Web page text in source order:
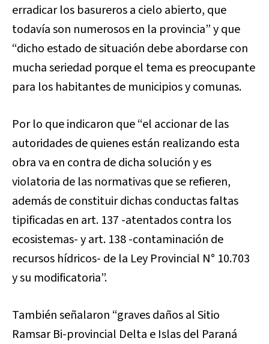
erradicar los basureros a cielo abierto, que
todavía son numerosos en la provincia” y que
“dicho estado de situación debe abordarse con
mucha seriedad porque el tema es preocupante
para los habitantes de municipios y comunas.
Por lo que indicaron que “el accionar de las
autoridades de quienes están realizando esta
obra va en contra de dicha solución y es
violatoria de las normativas que se refieren,
además de constituir dichas conductas faltas
tipificadas en art. 137 -atentados contra los
ecosistemas- y art. 138 -contaminación de
recursos hídricos- de la Ley Provincial N° 10.703
y su modificatoria”.
También señalaron “graves daños al Sitio
Ramsar Bi-provincial Delta e Islas del Paraná